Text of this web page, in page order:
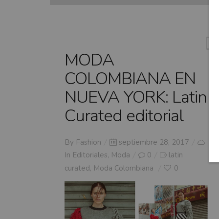
MODA
COLOMBIANA EN
NUEVA YORK: Latin
Curated editorial
By Fashion
Posted
on
septiembre 28, 2017
In Editoriales, Moda 0
latin
curated, Moda Colombiana 0